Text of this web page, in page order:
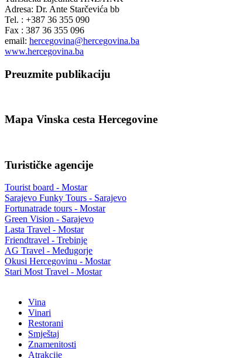
Adresa: Dr. Ante Starčevića bb
Tel. : +387 36 355 090
Fax : 387 36 355 096
email: hercegovina@hercegovina.ba
www.hercegovina.ba
Preuzmite publikaciju
Mapa Vinska cesta Hercegovine
Turističke agencije
Tourist board - Mostar
Sarajevo Funky Tours - Sarajevo
Fortunatrade tours - Mostar
Green Vision - Sarajevo
Lasta Travel - Mostar
Friendtravel - Trebinje
AG Travel - Međugorje
Okusi Hercegovinu - Mostar
Stari Most Travel - Mostar
Vina
Vinari
Restorani
Smještaj
Znamenitosti
Atrakcije